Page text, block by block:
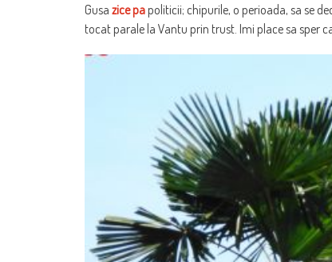
Gusa zice pa politicii; chipurile, o perioada, sa se
tocat parale la Vantu prin trust. Imi place sa sper